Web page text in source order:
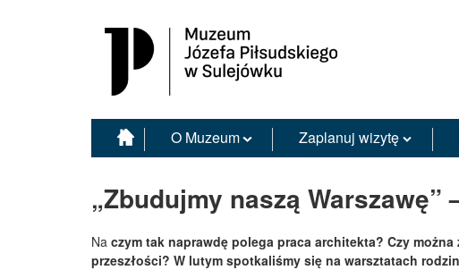
Muzeum Józefa Piłsudskiego w Sulejówku
O Muzeum Zaplanuj wizytę
„Zbudujmy naszą
Na czym tak naprawdę polega praca architekta? Czy
przeszłości? W lutym spotkaliśmy się na warsztatach